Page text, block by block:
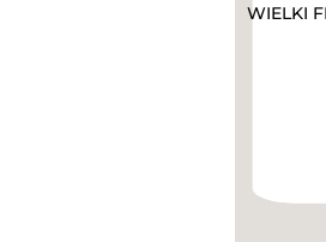
WIELKI